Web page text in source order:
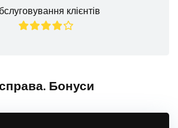
клієнтів
Бонуси